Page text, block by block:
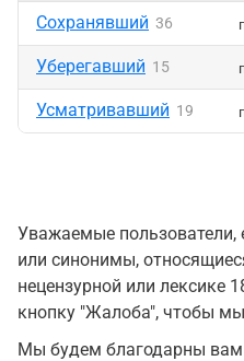
Сохранявший 36
Уберегавший 15
Усматривавший 19
Уважаемые пользователи,
или синонимы,
нецензурной или лексике
кнопку "Жалоба", чтобы
Мы будем благодарны вам